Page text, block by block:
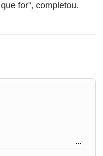
for”, completou.
...